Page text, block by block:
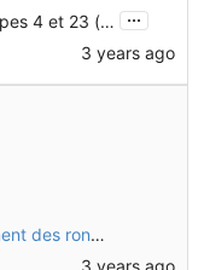
Merge pull request 'Mise à jour des étapes 4 et 23 (placement des rondelles CHO51)' (
...
3 years ago
Mise à jour des étapes 4 et 23 (placement des rondelles CHO51)
3 years ago